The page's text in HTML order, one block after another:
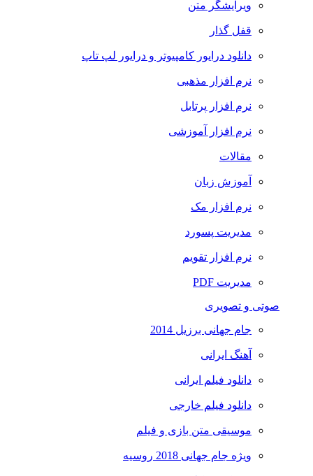
ویرایشگر متن
قفل گذار
دانلود درایور کامپیوتر و درایور لپ تاپ
نرم افزار مذهبی
نرم افزار پرتابل
نرم افزار آموزشی
مقالات
آموزش زبان
نرم افزار مک
مدیریت پسورد
نرم افزار تقویم
مدیریت PDF
صوتی و تصویری
جام جهانی برزیل 2014
آهنگ ایرانی
دانلود فیلم ایرانی
دانلود فیلم خارجی
موسیقی متن بازی و فیلم
ویژه جام جهانی 2018 روسیه